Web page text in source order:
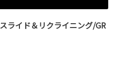
ライド＆リクライニング/GR